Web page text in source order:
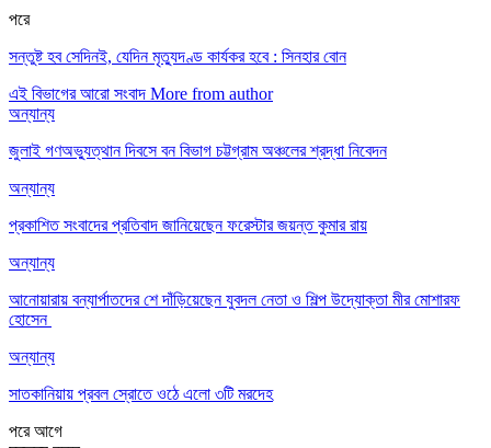
পরে
সন্তুষ্ট হব সেদিনই, যেদিন মৃত্যুদণ্ড কার্যকর হবে : সিনহার বোন
এই বিভাগের আরো সংবাদ More from author
অন্যান্য
জুলাই গণঅভ্যুত্থান দিবসে বন বিভাগ চট্টগ্রাম অঞ্চলের শ্রদ্ধা নিবেদন
অন্যান্য
প্রকাশিত সংবাদের প্রতিবাদ জানিয়েছেন ফরেস্টার জয়ন্ত কুমার রায়
অন্যান্য
আনোয়ারায় বন্যার্পাতদের শে দাঁড়িয়েছেন যুবদল নেতা ও শিল্প উদ্যোক্তা মীর মোশারফ
হোসেন ‎
অন্যান্য
সাতকানিয়ায় প্রবল স্রোতে ওঠে এলো ৩টি মরদেহ
পরেআগে